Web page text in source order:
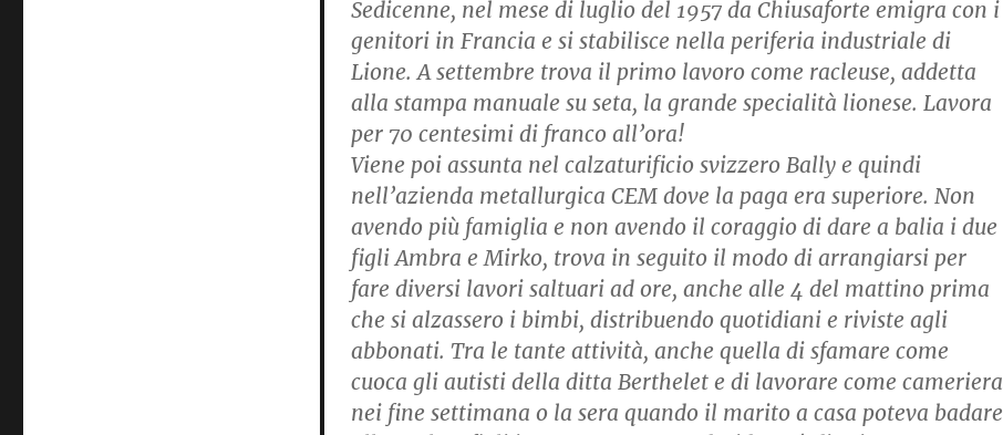
Sedicenne, nel mese di luglio del 1957 da Chiusaforte emigra con i
genitori in Francia e si stabilisce nella periferia industriale di
Lione. A settembre trova il primo lavoro come racleuse, addetta
alla stampa manuale su seta, la grande specialità lionese. Lavora
per 70 centesimi di franco all’ora!
Viene poi assunta nel calzaturificio svizzero Bally e quindi
nell’azienda metallurgica CEM dove la paga era superiore. Non
avendo più famiglia e non avendo il coraggio di dare a balia i due
figli Ambra e Mirko, trova in seguito il modo di arrangiarsi per
fare diversi lavori saltuari ad ore, anche alle 4 del mattino prima
che si alzassero i bimbi, distribuendo quotidiani e riviste agli
abbonati. Tra le tante attività, anche quella di sfamare come
cuoca gli autisti della ditta Berthelet e di lavorare come cameriera
nei fine settimana o la sera quando il marito a casa poteva badare